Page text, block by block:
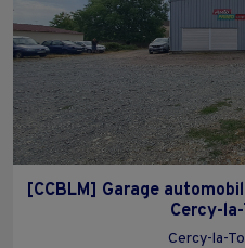
[CCBLM] Garage
Cercy-
Cercy-la-